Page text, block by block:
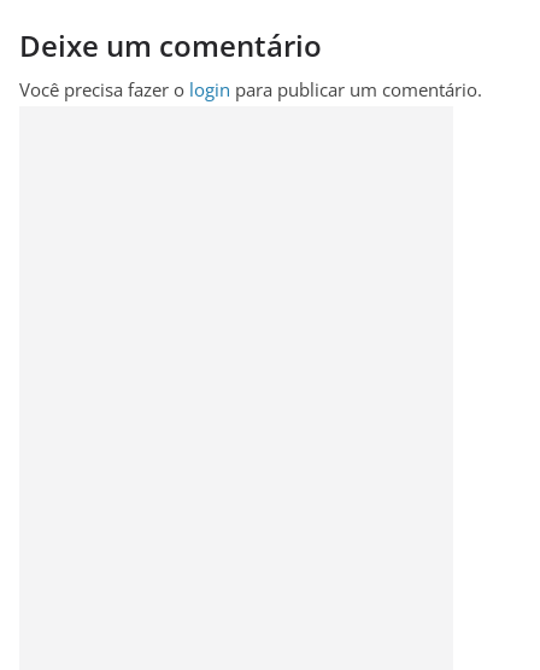
Deixe um comentário
Você precisa fazer o login para publicar um comentário.